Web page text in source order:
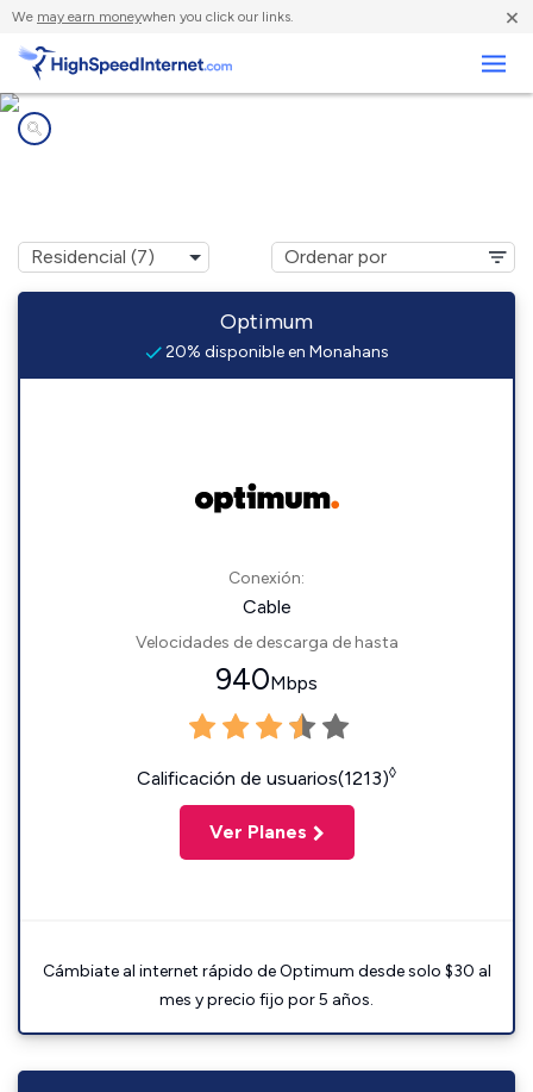
We may earn moneywhen you click our links. ×
Optimum
20% disponible en Monahans
Conexión:
Cable
Velocidades de descarga de hasta
940Mbps
Calificación de usuarios(1213)◊
Ver Planes
Cámbiate al internet rápido de Optimum desde solo $30 al
mes y precio fijo por 5 años.